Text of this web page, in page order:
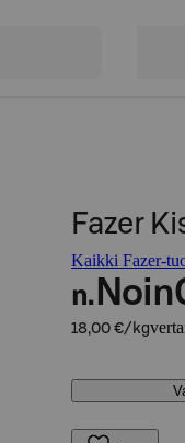
Fazer
Kaikki Fazer-
n. Noin
18,00 €/kg